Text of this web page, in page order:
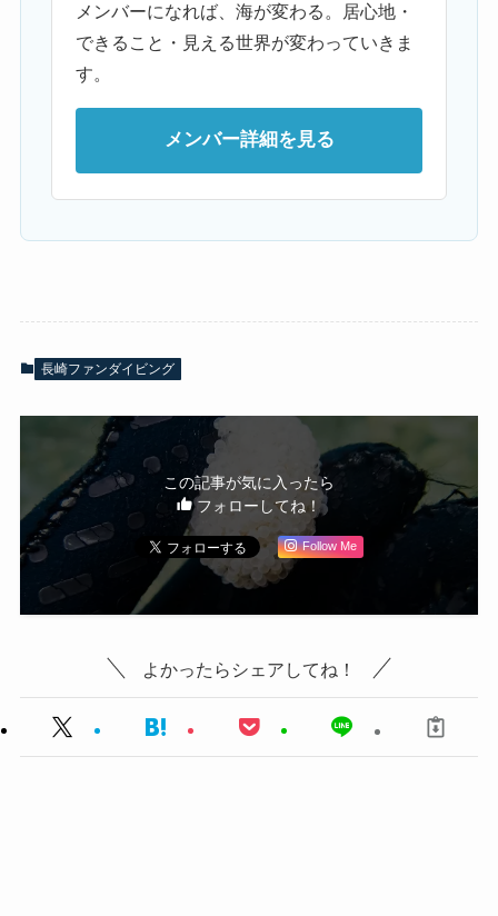
メンバーになれば、海が変わる。居心地・
できること・見える世界が変わっていきま
す。
メンバー詳細を見る
長崎ファンダイビング
この記事が気に入ったら
フォローしてね！
Follow Me
よかったらシェアしてね！